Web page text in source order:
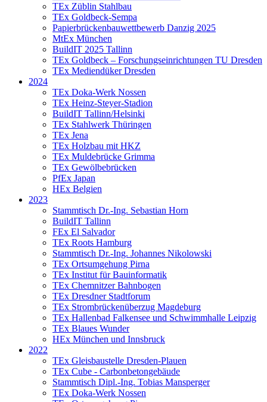
TEx Züblin Stahlbau
TEx Goldbeck-Sempa
Papierbrückenbauwettbewerb Danzig 2025
MtEx München
BuildIT 2025 Tallinn
TEx Goldbeck – Forschungseinrichtungen TU Dresden
TEx Mediendüker Dresden
2024
TEx Doka-Werk Nossen
TEx Heinz-Steyer-Stadion
BuildIT Tallinn/Helsinki
TEx Stahlwerk Thüringen
TEx Jena
TEx Holzbau mit HKZ
TEx Muldebrücke Grimma
TEx Gewölbebrücken
PfEx Japan
HEx Belgien
2023
Stammtisch Dr.-Ing. Sebastian Horn
BuildIT Tallinn
FEx El Salvador
TEx Roots Hamburg
Stammtisch Dr.-Ing. Johannes Nikolowski
TEx Ortsumgehung Pirna
TEx Institut für Bauinformatik
TEx Chemnitzer Bahnbogen
TEx Dresdner Stadtforum
TEx Strombrückenüberzug Magdeburg
TEx Hallenbad Falkensee und Schwimmhalle Leipzig
TEx Blaues Wunder
HEx München und Innsbruck
2022
TEx Gleisbaustelle Dresden-Plauen
TEx Cube - Carbonbetongebäude
Stammtisch Dipl.-Ing. Tobias Mansperger
TEx Doka-Werk Nossen